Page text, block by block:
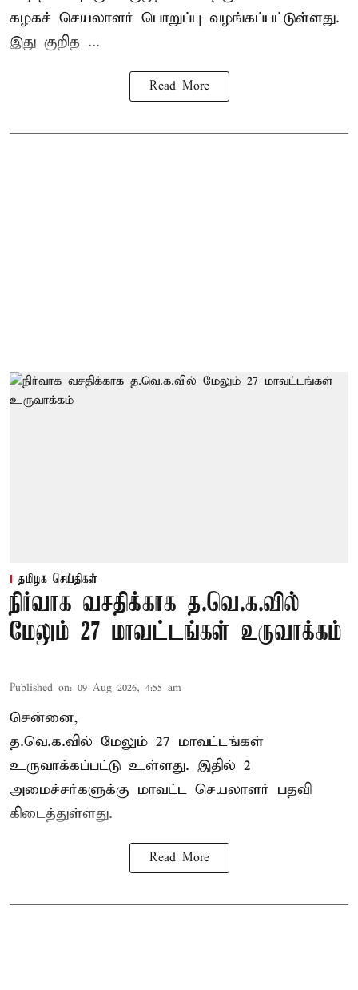
கழகச் செயலாளர் பொறுப்பு வழங்கப்பட்டுள்ளது.
இது குறித ...
Read More
தமிழக செய்திகள்
நிர்வாக வசதிக்காக த.வெ.க.வில்
மேலும் 27 மாவட்டங்கள் உருவாக்கம்
Published on: 09 Aug 2026, 4:55 am
சென்னை,
த.வெ.க.வில் மேலும் 27 மாவட்டங்கள்
உருவாக்கப்பட்டு உள்ளது. இதில் 2
அமைச்சர்களுக்கு மாவட்ட செயலாளர் பதவி
கிடைத்துள்ளது.
Read More